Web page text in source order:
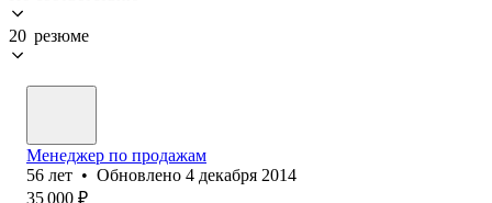
20 резюме
Менеджер по продажам
56 лет • Обновлено 4 декабря 2014
35 000 ₽